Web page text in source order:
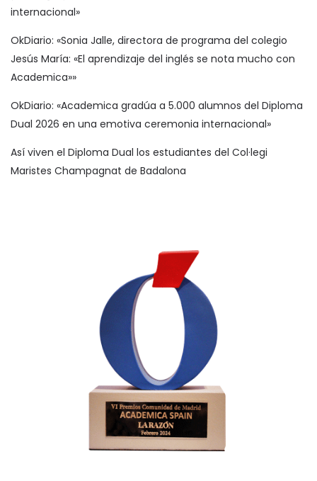
internacional»
OkDiario: «Sonia Jalle, directora de programa del colegio
Jesús María: «El aprendizaje del inglés se nota mucho con
Academica»»
OkDiario: «Academica gradúa a 5.000 alumnos del Diploma
Dual 2026 en una emotiva ceremonia internacional»
Así viven el Diploma Dual los estudiantes del Col·legi
Maristes Champagnat de Badalona